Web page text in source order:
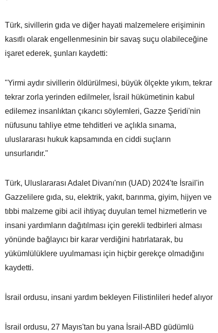
Türk, sivillerin gıda ve diğer hayati malzemelere erişiminin
kasıtlı olarak engellenmesinin bir savaş suçu olabileceğine
işaret ederek, şunları kaydetti:
"Yirmi aydır sivillerin öldürülmesi, büyük ölçekte yıkım, tekrar
tekrar zorla yerinden edilmeler, İsrail hükümetinin kabul
edilemez insanlıktan çıkarıcı söylemleri, Gazze Şeridi'nin
nüfusunu tahliye etme tehditleri ve açlıkla sınama,
uluslararası hukuk kapsamında en ciddi suçların
unsurlarıdır."
Türk, Uluslararası Adalet Divanı'nın (UAD) 2024'te İsrail'in
Gazzelilere gıda, su, elektrik, yakıt, barınma, giyim, hijyen ve
tıbbi malzeme gibi acil ihtiyaç duyulan temel hizmetlerin ve
insani yardımların dağıtılması için gerekli tedbirleri alması
yönünde bağlayıcı bir karar verdiğini hatırlatarak, bu
yükümlülüklere uyulmaması için hiçbir gerekçe olmadığını
kaydetti.
İsrail ordusu, insani yardım bekleyen Filistinlileri hedef alıyor
İsrail ordusu, 27 Mayıs'tan bu yana İsrail-ABD güdümlü